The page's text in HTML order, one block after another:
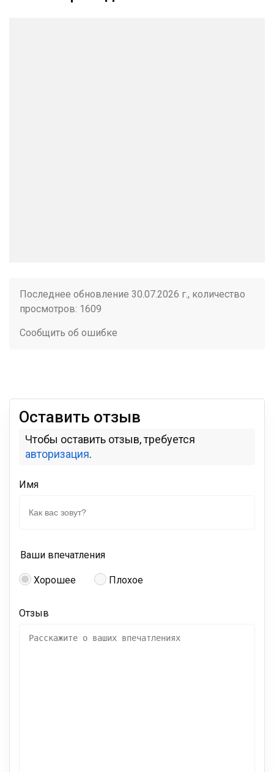
Последнее обновление 30.07.2026 г., количество
просмотров: 1609
Сообщить об ошибке
Оставить отзыв
Чтобы оставить отзыв, требуется
авторизация.
Имя
Ваши впечатления
Хорошее Плохое
Отзыв